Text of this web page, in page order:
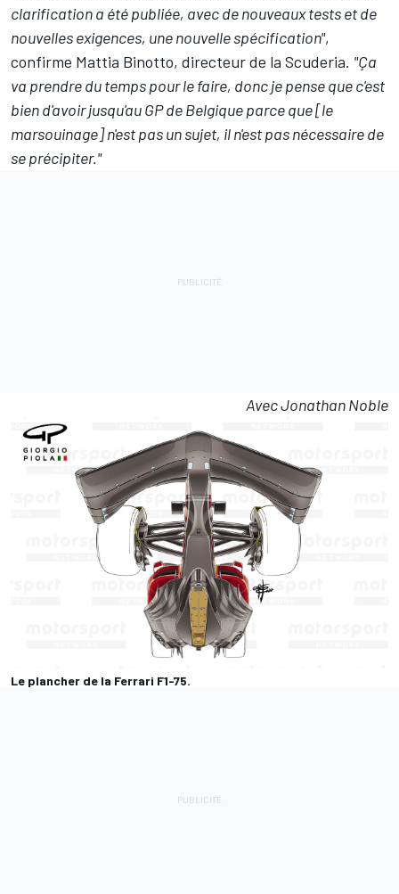
clarification a été publiée, avec de nouveaux tests et de
nouvelles exigences, une nouvelle spécification",
confirme Mattia Binotto, directeur de la Scuderia. "Ça
va prendre du temps pour le faire, donc je pense que c'est
bien d'avoir jusqu'au GP de Belgique parce que [le
marsouinage] n'est pas un sujet, il n'est pas nécessaire de
se précipiter."
Avec Jonathan Noble
Le plancher de la Ferrari F1-75.